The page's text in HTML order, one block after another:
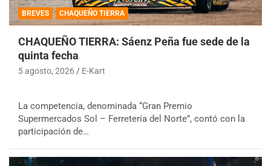
BREVES CHAQUEÑO TIERRA
CHAQUEÑO TIERRA: Sáenz Peña fue sede de la
quinta fecha
5 agosto, 2026 E-Kart
La competencia, denominada “Gran Premio
Supermercados Sol – Ferretería del Norte”, contó con la
participación de…